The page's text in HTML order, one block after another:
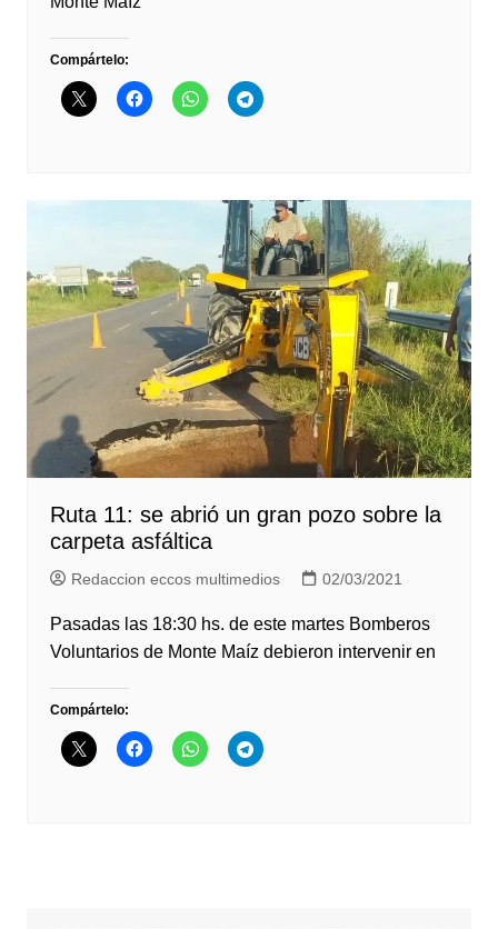
Compártelo:
Ruta 11: se abrió un gran pozo sobre la
carpeta asfáltica
Redaccion eccos multimedios 02/03/2021
Pasadas las 18:30 hs. de este martes Bomberos
Voluntarios de Monte Maíz debieron intervenir en
Compártelo: